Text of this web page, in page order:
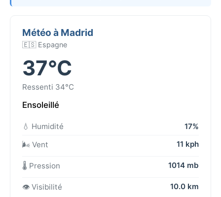
Météo à Madrid
🇪🇸 Espagne
37°C
Ressenti 34°C
Ensoleillé
💧 Humidité
17%
🌬️ Vent
11 kph
🌡️ Pression 1014 mb
👁️ Visibilité 10.0 km